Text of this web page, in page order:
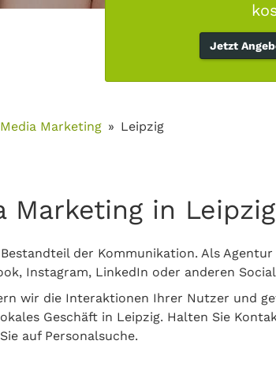
Jetzt
Marketing Leipzig
Marketing in
der Kommunikation. Als
Instagram, LinkedIn oder anderen
wir die Interaktionen Ihrer Nutzer und
Geschäft in Leipzig. Halten Sie
auf Personalsuche.